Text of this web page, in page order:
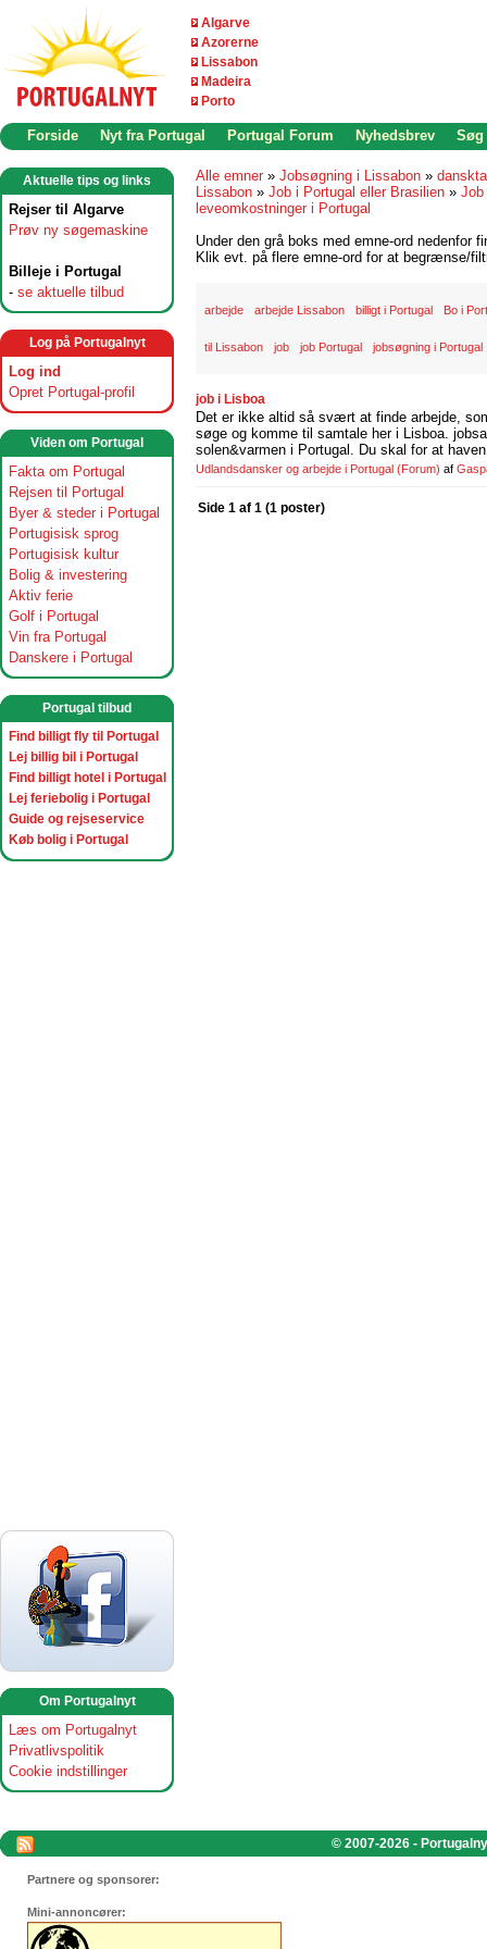
Algarve
Azorerne
Lissabon
Madeira
Porto
Forside Nyt fra Portugal Portugal Forum Nyhedsbrev Søg
Aktuelle tips og links
Rejser til Algarve
Prøv ny søgemaskine
Billeje i Portugal
- se aktuelle tilbud
Log på Portugalnyt
Log ind
Opret Portugal-profil
Viden om Portugal
Fakta om Portugal
Rejsen til Portugal
Byer & steder i Portugal
Portugisisk sprog
Portugisisk kultur
Bolig & investering
Aktiv ferie
Golf i Portugal
Vin fra Portugal
Danskere i Portugal
Portugal tilbud
Find billigt fly til Portugal
Lej billig bil i Portugal
Find billigt hotel i Portugal
Lej feriebolig i Portugal
Guide og rejseservice
Køb bolig i Portugal
Om Portugalnyt
Læs om Portugalnyt
Privatlivspolitik
Cookie indstillinger
Alle emner » Jobsøgning i Lissabon »
Lissabon » Job i Portugal eller Brasilien » Job
leveomkostninger i Portugal
Under den grå boks med emne-ord nedenfor
Klik evt. på flere emne-ord for at begrænse/
arbejde arbejde Lissabon billigt i Portugal Bo i
til Lissabon job job Portugal jobsøgning i Portugal
job i Lisboa
Det er ikke altid så svært at finde arbejde,
søge og komme til samtale her i Lisboa.
solen&varmen i Portugal. Du skal for at
Udlandsdansker og arbejde i Portugal (Forum) af
Side 1 af 1 (1 poster)
© 2007-2026 -
Partnere og sponsorer:
Mini-annoncører: